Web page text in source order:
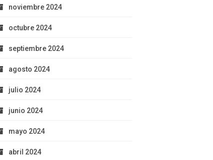
noviembre 2024
octubre 2024
septiembre 2024
agosto 2024
julio 2024
junio 2024
mayo 2024
abril 2024